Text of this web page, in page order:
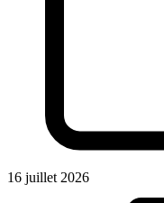
16 juillet 2026